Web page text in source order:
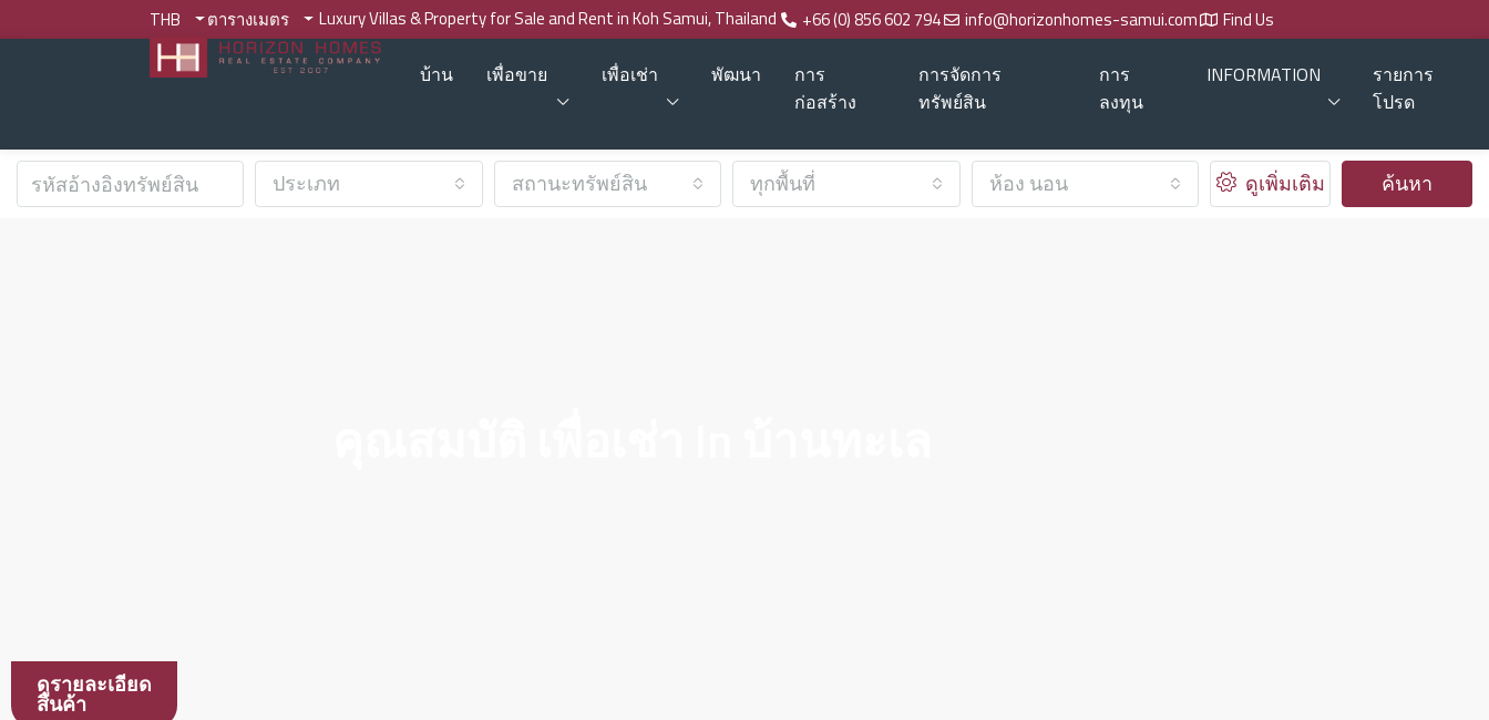
THB ตารางเมตร Luxury Villas & Property for Sale and Rent in Koh Samui, Thailand +66 (0) 856 602 794 info@horizonhomes-samui.com Find Us
บ้าน เพื่อขาย เพื่อเช่า พัฒนา
การ
ก่อสร้าง
การจัดการ
ทรัพย์สิน
การ
ลงทุน
INFORMATION
รายการ
โปรด
ประเภท สถานะทรัพย์สิน ทุกพื้นที่ ห้อง นอน ดูเพิ่มเติม ค้นหา
ดูรายละเอียด
สินค้า